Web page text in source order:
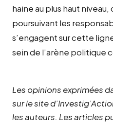
haine au plus haut
poursuivant les
s’engagent sur cette
sein de l’arène politique
Les opinions exprimées
sur le site
les auteurs. Les articles